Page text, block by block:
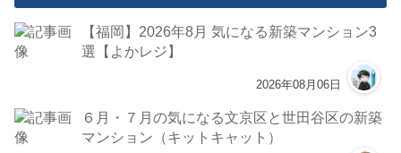
【福岡】2026年8月 気になる新築マンション3
選【よかレジ】
2026年08月06日
６月・７月の気になる文京区と世田谷区の新築
マンション（キットキャット）